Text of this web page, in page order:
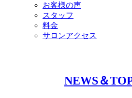
お客様の声
スタッフ
料金
サロンアクセス
NEWS＆